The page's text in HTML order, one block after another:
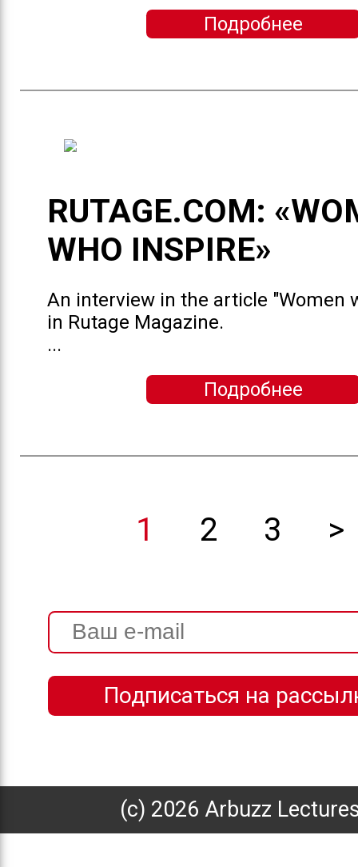
Подробнее
RUTAGE.COM:
WHO INSPIRE»
An interview in the article "Women
in Rutage Magazine.
...
Подробнее
1 2 3 >
(с) 2026 Arbuzz